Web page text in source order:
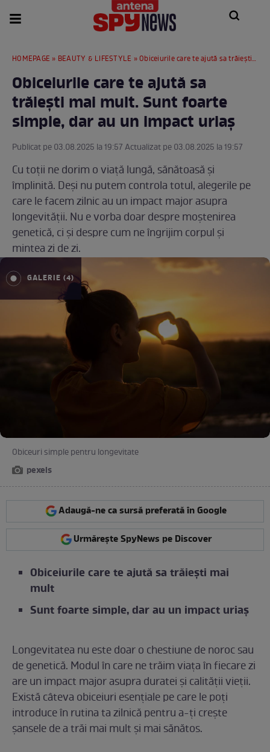
HOMEPAGE » BEAUTY & LIFESTYLE » Obiceiurile care te ajută sa trăiești mai mult. Sunt foarte simple, dar au un impact uriaș
Obiceiurile care te ajută sa
trăiești mai mult. Sunt foarte
simple, dar au un impact uriaș
Publicat pe 03.08.2025 la 19:57 Actualizat pe 03.08.2025 la 19:57
Cu toții ne dorim o viață lungă, sănătoasă și
împlinită. Deși nu putem controla totul, alegerile pe
care le facem zilnic au un impact major asupra
longevității. Nu e vorba doar despre moștenirea
genetică, ci și despre cum ne îngrijim corpul și
mintea zi de zi.
GALERIE (4)
Obiceuri simple pentru longevitate
pexels
Adaugă-ne ca sursă preferată în Google
Urmărește SpyNews pe Discover
Obiceiurile care te ajută sa trăiești mai
mult
Sunt foarte simple, dar au un impact uriaș
Longevitatea nu este doar o chestiune de noroc sau
de genetică. Modul în care ne trăim viața în fiecare zi
are un impact major asupra duratei și calității vieții.
Există câteva obiceiuri esențiale pe care le poți
introduce în rutina ta zilnică pentru a-ți crește
șansele de a trăi mai mult și mai sănătos.